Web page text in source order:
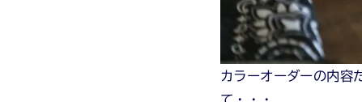
カラーオーダーの内容
て・・・